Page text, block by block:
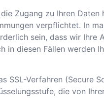
Zugang zu Ihren Daten
verpflichtet. In
sein, dass wir Ihre
in diesen Fällen werden
SSL-Verfahren (Secure
die von